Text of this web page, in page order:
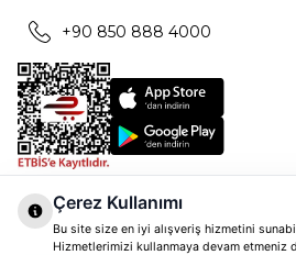
+90 850 888 4000
Çerez Kullanımı
Bu site size en iyi alışveriş hizmetini
Hizmetlerimizi kullanmaya devam etmeniz